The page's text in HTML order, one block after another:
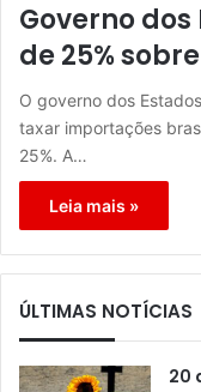
Governo
de 25%
O governo dos
taxar importações
25%. A…
Leia mais »
ÚLTIMAS NOTÍCIAS
20